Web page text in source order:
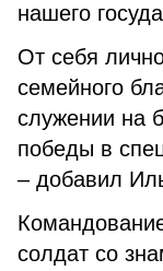
нашего
От себя
семейного
служении на
победы в
– добавил
солдат со